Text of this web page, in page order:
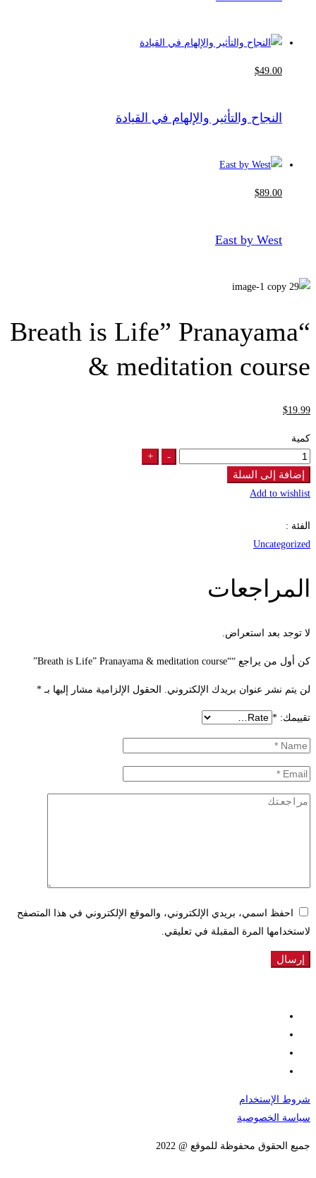
$49.00
النجاح والتأثير والإلهام في القيادة
$89.00
East by West
“Breath is Life” Pranayama
& meditation course
$19 .99
كمية
“Breath
Life”
&
meditation
-
+
إضافة إلى السلة
Add to wishlist
الفئة :
Uncategorized
المراجعات
لا توجد بعد استعراض.
كن أول من يراجع ““Breath is Life” Pranayama & meditation course”
لن يتم نشر عنوان بريدك الإلكتروني. الحقول الإلزامية مشار إليها بـ *
تقييمك: *
احفظ اسمي، بريدي الإلكتروني، والموقع الإلكتروني في هذا المتصفح
لاستخدامها المرة المقبلة في تعليقي.
شروط الإستخدام
سياسة الخصوصية
جميع الحقوق محفوظة للموقع @ 2022